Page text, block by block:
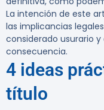
La intención de este
las implicancias
considerado usurario
consecuencia.
4 ideas
título